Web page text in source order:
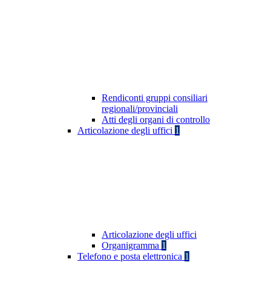
Rendiconti gruppi consiliari
regionali/provinciali
Atti degli organi di controllo
Articolazione degli uffici 1
Articolazione degli uffici
Organigramma 1
Telefono e posta elettronica 1